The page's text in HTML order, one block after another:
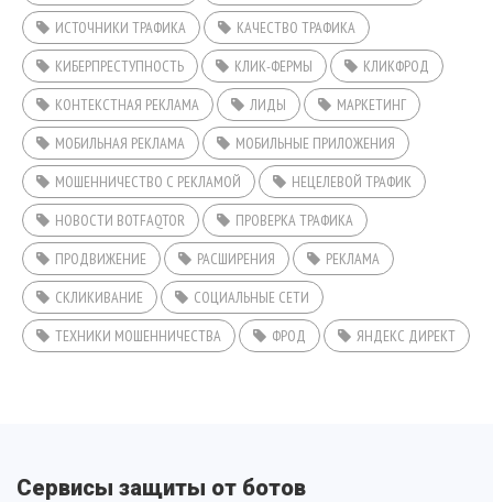
ИСТОЧНИКИ ТРАФИКА
КАЧЕСТВО ТРАФИКА
КИБЕРПРЕСТУПНОСТЬ
КЛИК-ФЕРМЫ
КЛИКФРОД
КОНТЕКСТНАЯ РЕКЛАМА
ЛИДЫ
МАРКЕТИНГ
МОБИЛЬНАЯ РЕКЛАМА
МОБИЛЬНЫЕ ПРИЛОЖЕНИЯ
МОШЕННИЧЕСТВО С РЕКЛАМОЙ
НЕЦЕЛЕВОЙ ТРАФИК
НОВОСТИ BOTFAQTOR
ПРОВЕРКА ТРАФИКА
ПРОДВИЖЕНИЕ
РАСШИРЕНИЯ
РЕКЛАМА
СКЛИКИВАНИЕ
СОЦИАЛЬНЫЕ СЕТИ
ТЕХНИКИ МОШЕННИЧЕСТВА
ФРОД ЯНДЕКС ДИРЕКТ
Сервисы защиты от ботов